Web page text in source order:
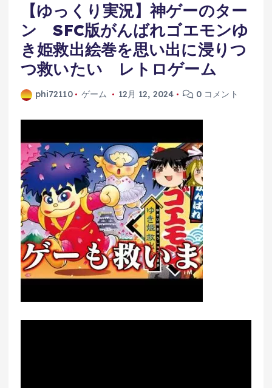
【ゆっくり実況】神ゲーのター
ン SFC版がんばれゴエモンゆ
き姫救出絵巻を思い出に浸りつ
つ救いたい レトロゲーム
phi72110 ゲーム 12月 12, 2024 0 コメント